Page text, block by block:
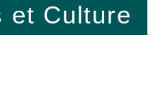
et Culture